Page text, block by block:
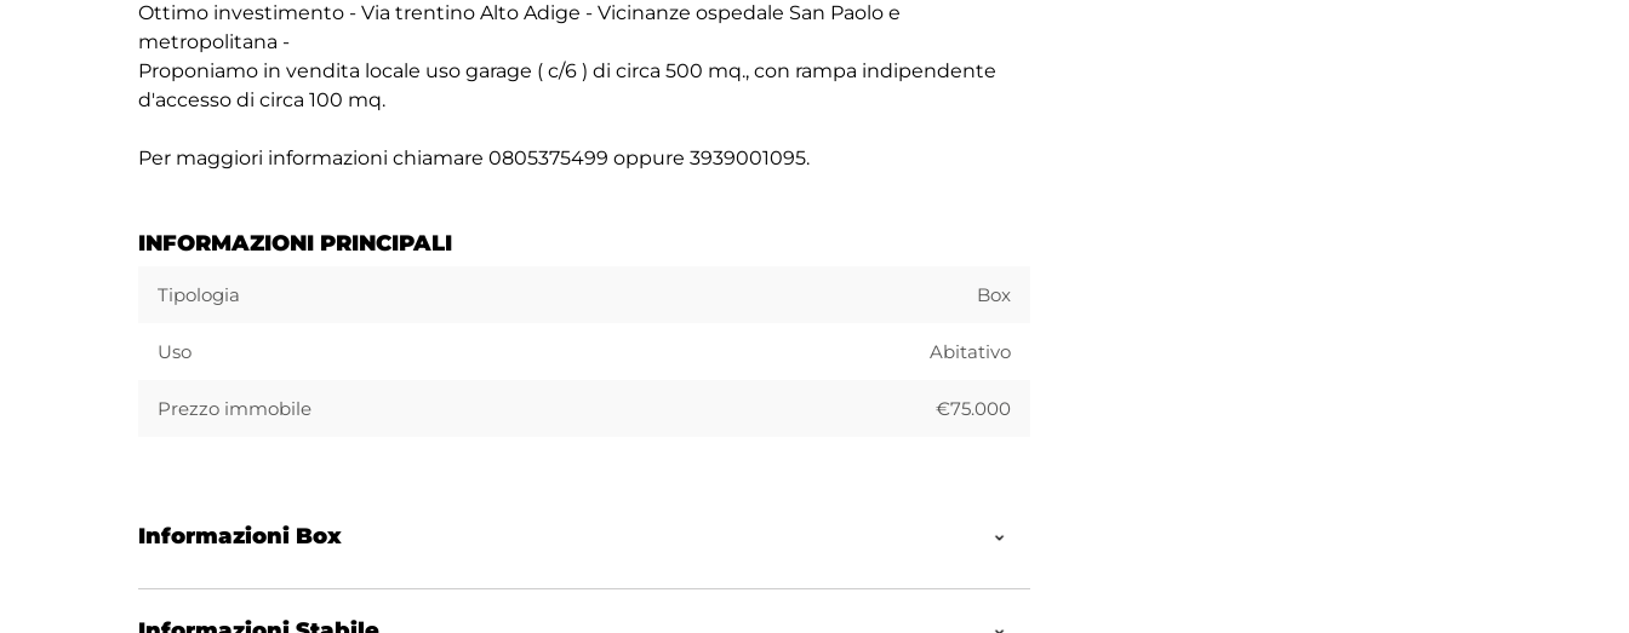
Ottimo investimento - Via trentino Alto Adige - Vicinanze ospedale San Paolo e
metropolitana -
Proponiamo in vendita locale uso garage ( c/6 ) di circa 500 mq., con rampa indipendente
d'accesso di circa 100 mq.
Per maggiori informazioni chiamare 0805375499 oppure 3939001095.
INFORMAZIONI PRINCIPALI
Tipologia Box
Uso Abitativo
Prezzo immobile €75.000
Informazioni Box